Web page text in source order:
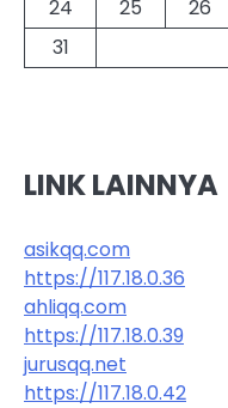
24 25 26
31
LINK LAINNYA
asikqq.com
https://117.18.0.36
ahliqq.com
https://117.18.0.39
jurusqq.net
https://117.18.0.42